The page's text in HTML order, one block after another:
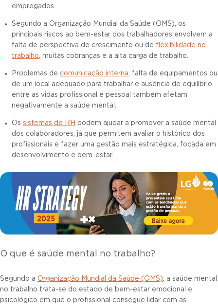
empregados.
Segundo a Organização Mundial da Saúde (OMS), os
principais riscos ao bem-estar dos trabalhadores envolvem a
falta de perspectiva de crescimento ou de flexibilidade no
trabalho, muitas cobranças e a alta carga de trabalho.
Problemas de comunicação interna, falta de equipamentos ou
de um local adequado para trabalhar e ausência de equilíbrio
entre as vidas profissional e pessoal também afetam
negativamente a saúde mental.
Os sistemas de RH podem ajudar a promover a saúde mental
dos colaboradores, já que permitem avaliar o histórico dos
profissionais e fazer uma gestão mais estratégica, focada em
desenvolvimento e bem-estar.
O que é saúde mental no trabalho?
Segundo a Organização Mundial da Saúde (OMS), a saúde mental
no trabalho trata-se do estado de bem-estar emocional e
psicológico em que o profissional consegue lidar com as